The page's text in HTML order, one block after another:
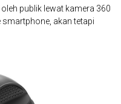
publik lewat kamera 360
akan tetapi